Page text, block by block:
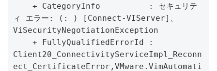
ィ エラー: (: ) [Connect-VIServer]、
ViSecurityNegotiationException
Client20_ConnectivityServiceImpl_Reconn
ect_CertificateError,VMware.VimAutomati